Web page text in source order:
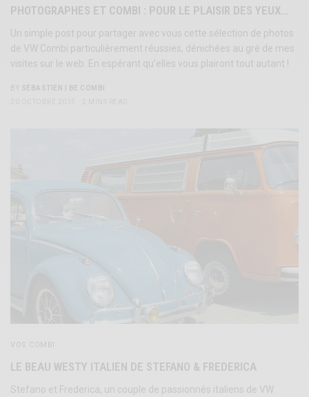
PHOTOGRAPHES ET COMBI : POUR LE PLAISIR DES YEUX…
Un simple post pour partager avec vous cette sélection de photos
de VW Combi particulièrement réussies, dénichées au gré de mes
visites sur le web. En espérant qu’elles vous plairont tout autant !
BY SÉBASTIEN | BE COMBI
VOS COMBI
LE BEAU WESTY ITALIEN DE STEFANO & FREDERICA
Stefano et Frederica, un couple de passionnés italiens de VW